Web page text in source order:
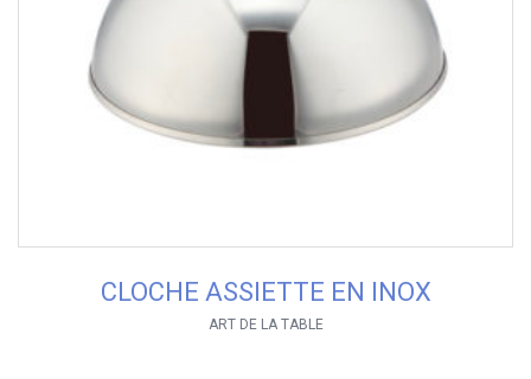
CLOCHE ASSIETTE EN INOX
ART DE LA TABLE